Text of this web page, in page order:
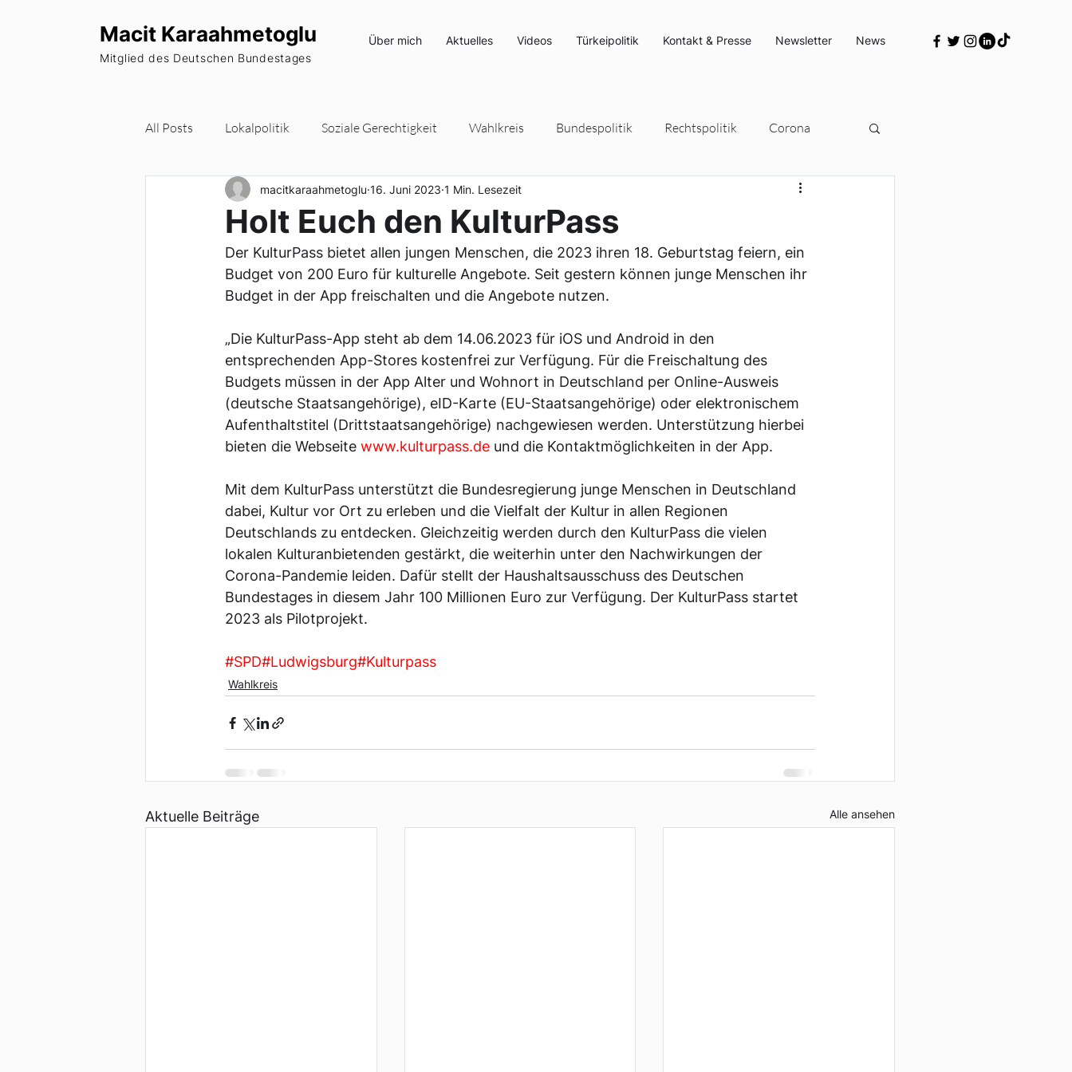
Macit Karaahmetoglu
Mitglied des Deutschen Bundestages
Über mich Aktuelles Videos Türkeipolitik Kontakt & Presse Newsletter News
All Posts Lokalpolitik Soziale Gerechtigkeit Wahlkreis Bundespolitik Rechtspolitik Corona
Wohnraum Europa Parteipolitik Umwelt- und Klimaschutz
Newsletter
Holt Euch den KulturPass
macitkaraahmetoglu 16. Juni 2023 1 Min. Lesezeit
Der KulturPass bietet allen jungen Menschen, die 2023 ihren 18. Geburtstag feiern, ein
Budget von 200 Euro für kulturelle Angebote. Seit gestern können junge Menschen ihr
Budget in der App freischalten und die Angebote nutzen.
„Die KulturPass-App steht ab dem 14.06.2023 für iOS und Android in den
entsprechenden App-Stores kostenfrei zur Verfügung. Für die Freischaltung des
Budgets müssen in der App Alter und Wohnort in Deutschland per Online-Ausweis
(deutsche Staatsangehörige), eID-Karte (EU-Staatsangehörige) oder elektronischem
Aufenthaltstitel (Drittstaatsangehörige) nachgewiesen werden. Unterstützung hierbei
bieten die Webseite www.kulturpass.de und die Kontaktmöglichkeiten in der App.
Mit dem KulturPass unterstützt die Bundesregierung junge Menschen in Deutschland
dabei, Kultur vor Ort zu erleben und die Vielfalt der Kultur in allen Regionen
Deutschlands zu entdecken. Gleichzeitig werden durch den KulturPass die vielen
lokalen Kulturanbietenden gestärkt, die weiterhin unter den Nachwirkungen der
Corona-Pandemie leiden. Dafür stellt der Haushaltsausschuss des Deutschen
Bundestages in diesem Jahr 100 Millionen Euro zur Verfügung. Der KulturPass startet
2023 als Pilotprojekt.
#SPD#Ludwigsburg#Kulturpass
Wahlkreis
Aktuelle Beiträge Alle ansehen